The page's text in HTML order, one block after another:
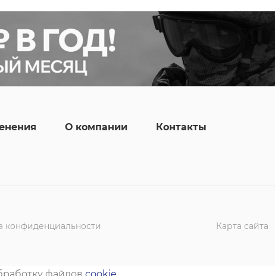
О компании Контакты
конфиденциальности Карта сайта